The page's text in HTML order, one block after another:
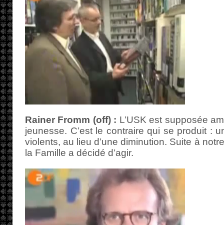
Rainer Fromm (off) : L’USK est supposée
jeunesse. C’est le contraire qui se produit :
violents, au lieu d’une diminution. Suite à
la Famille a décidé d’agir.